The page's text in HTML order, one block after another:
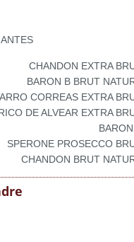
CHANDON EXTRA
BARON B BRUT
CORREAS EXTRA
DE ALVEAR EXTRA
SPERONE PROSECCO
CHANDON BRUT